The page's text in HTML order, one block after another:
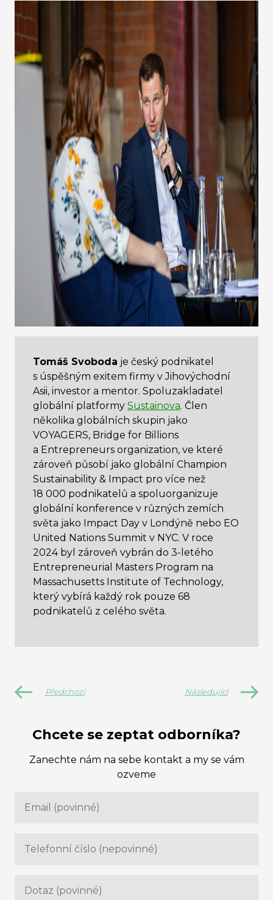
Tomáš Svoboda je český podnikatel
s úspěšným exitem firmy v Jihovýchodní
Asii, investor a mentor. Spoluzakladatel
globální platformy Sustainova. Člen
několika globálních skupin jako
VOYAGERS, Bridge for Billions
a Entrepreneurs organization, ve které
zároveň působí jako globální Champion
Sustainability & Impact pro více než
18 000 podnikatelů a spoluorganizuje
globální konference v různých zemích
světa jako Impact Day v Londýně nebo EO
United Nations Summit v NYC. V roce
2024 byl zároveň vybrán do 3-letého
Entrepreneurial Masters Program na
Massachusetts Institute of Technology,
který vybírá každý rok pouze 68
podnikatelů z celého světa.
Předchozí Následující
Chcete se zeptat odborníka?
Zanechte nám na sebe kontakt a my se vám
ozveme